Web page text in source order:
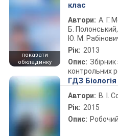
показати
обкладинку
клас
Автори: А. Г.
Б.
Ю. М.
Рік: 2013
Опис: Збірник
контрольних
ГДЗ
Автори: В. І.
Рік: 2015
Опис: